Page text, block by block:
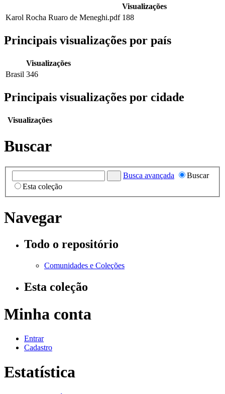
Visualizações
Karol Rocha Ruaro de Meneghi.pdf 188
Principais visualizações por país
Visualizações
Brasil 346
Principais visualizações por cidade
Visualizações
Buscar
Busca avançada
Buscar
Esta coleção
Navegar
Todo o repositório
Comunidades e Coleções
Esta coleção
Minha conta
Entrar
Cadastro
Estatística